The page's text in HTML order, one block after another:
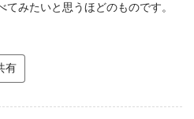
みたいと思うほどのものです。
有